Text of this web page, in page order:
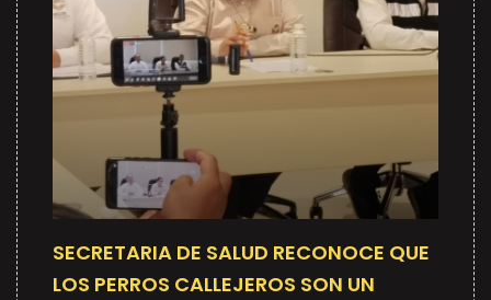
SECRETARIA DE SALUD RECONOCE QUE
LOS PERROS CALLEJEROS SON UN